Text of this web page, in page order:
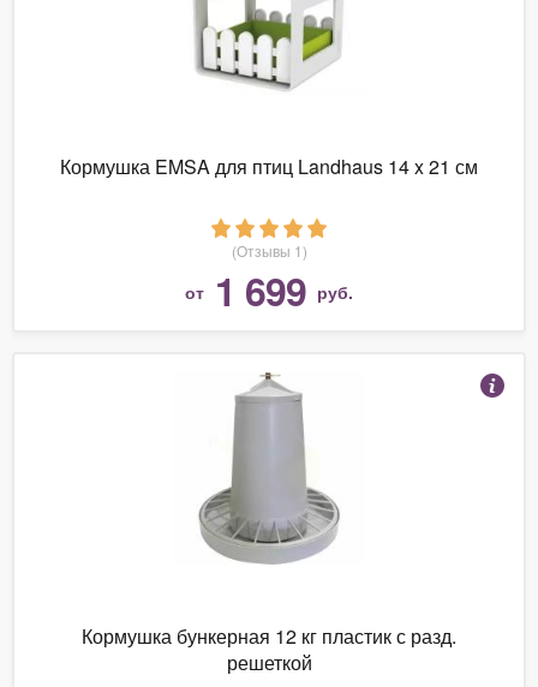
Кормушка EMSA для птиц Landhaus 14 x 21 см
(Отзывы 1)
от 1 699 руб.
Кормушка бункерная 12 кг пластик с разд.
решеткой